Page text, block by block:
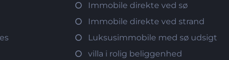
Immobile direkte ved sø
Immobile direkte ved strand
Luksusimmobile med sø udsigt
villa i rolig beliggenhed